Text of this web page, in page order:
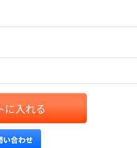
に入れる